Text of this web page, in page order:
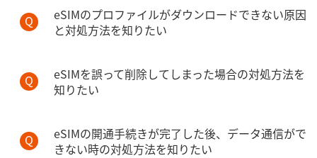
eSIMのプロファイルがダウンロードできない原因
と対処方法を知りたい
eSIMを誤って削除してしまった場合の対処方法を
知りたい
eSIMの開通手続きが完了した後、データ通信がで
きない時の対処方法を知りたい